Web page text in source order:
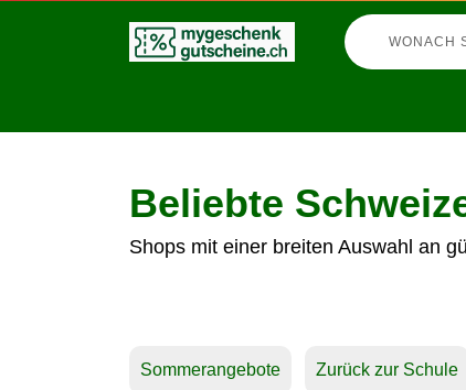
Beliebte
Shops mit einer breiten Auswahl an
Sommerangebote Zurück zur Schule